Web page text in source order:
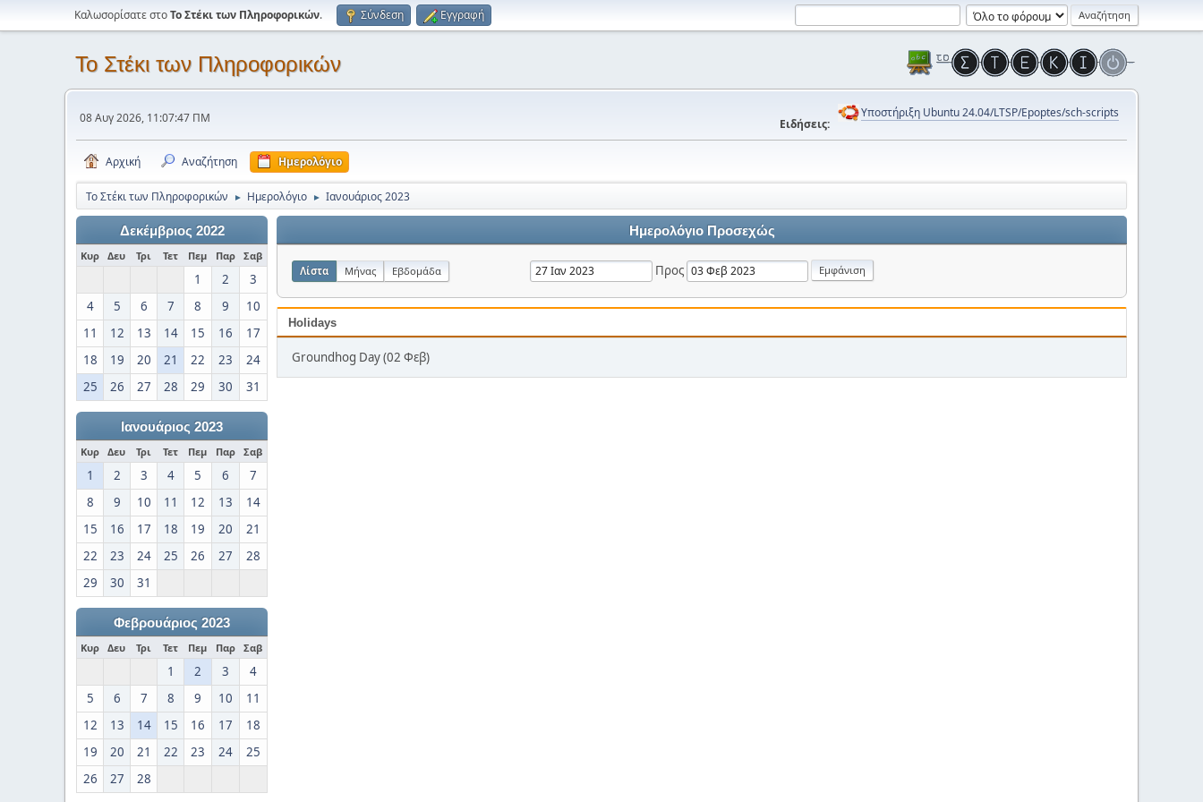
Καλωσορίσατε στοΤο Στέκι των Πληροφορικών. Σύνδεση Εγγραφή
Το Στέκι των Πληροφορικών
08 Αυγ 2026, 11:07:47 ΠΜ Ειδήσεις:
Υποστήριξη Ubuntu 24.04/LTSP/Epoptes/sch-scripts
Αρχική Αναζήτηση Ημερολόγιο
Το Στέκι των Πληροφορικών ► Ημερολόγιο ► Ιανουάριος 2023
Δεκέμβριος 2022
Κυρ Δευ Τρι Τετ Πεμ Παρ Σαβ
1 2
3
4
5 6 7 8 9
10
11
12 13 14 15 16
17
18
19 20 21 22 23
24
25
26 27 28 29 30 31
Ιανουάριος 2023
Κυρ Δευ Τρι Τετ Πεμ Παρ Σαβ
1 2 3 4 5 6
7
8
9 10 11 12 13
14
15
16 17 18 19 20
21
22
23 24 25 26 27
28
29
30 31
Φεβρουάριος 2023
Κυρ Δευ Τρι Τετ Πεμ Παρ Σαβ
1 2 3
4
5
6 7 8 9 10
11
12
13 14 15 16 17
18
19
20 21 22 23 24
25
26
27 28
Ημερολόγιο Προσεχώς
Λίστα Μήνας Εβδομάδα Προς
Holidays
Groundhog Day (02 Φεβ)